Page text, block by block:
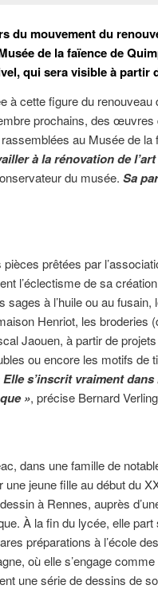
du mouvement du
de la faïence de
qui sera visible à partir
à cette figure du renouveau
prochains, des œuvres
au Musée de la
à la rénovation de
du musée. Sa
prêtées par
l’éclectisme de sa
à l’huile ou au fusain,
Henriot, les broderies
Jaouen, à partir de projets
ou encore les motifs de
Elle s’inscrit vraiment
», précise Bernard
dans une famille de
jeune fille au début du
à Rennes, auprès
À la fin du lycée, elle
préparations à l’école
où elle s’engage
une série de dessins de